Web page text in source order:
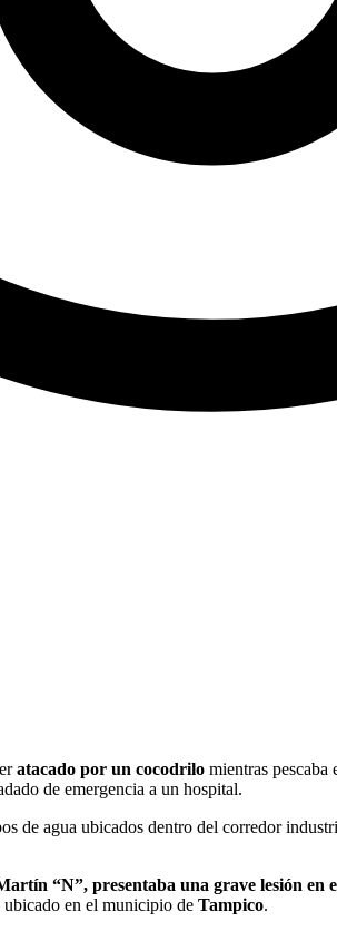
atacado por un cocodrilo mientras
de emergencia a un hospital.
de agua ubicados dentro del corredor
“N”, presentaba una grave lesión en
ubicado en el municipio de Tampico.